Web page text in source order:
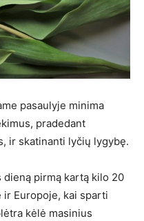
pasaulyje minima
pradedant
ir skatinanti lyčių lygybę.
pirmą kartą kilo 20
Europoje, kai sparti
kėlė masinius